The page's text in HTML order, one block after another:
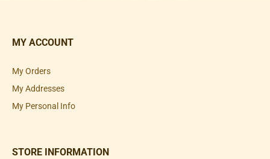
MY ACCOUNT
My Orders
My Addresses
My Personal Info
STORE INFORMATION